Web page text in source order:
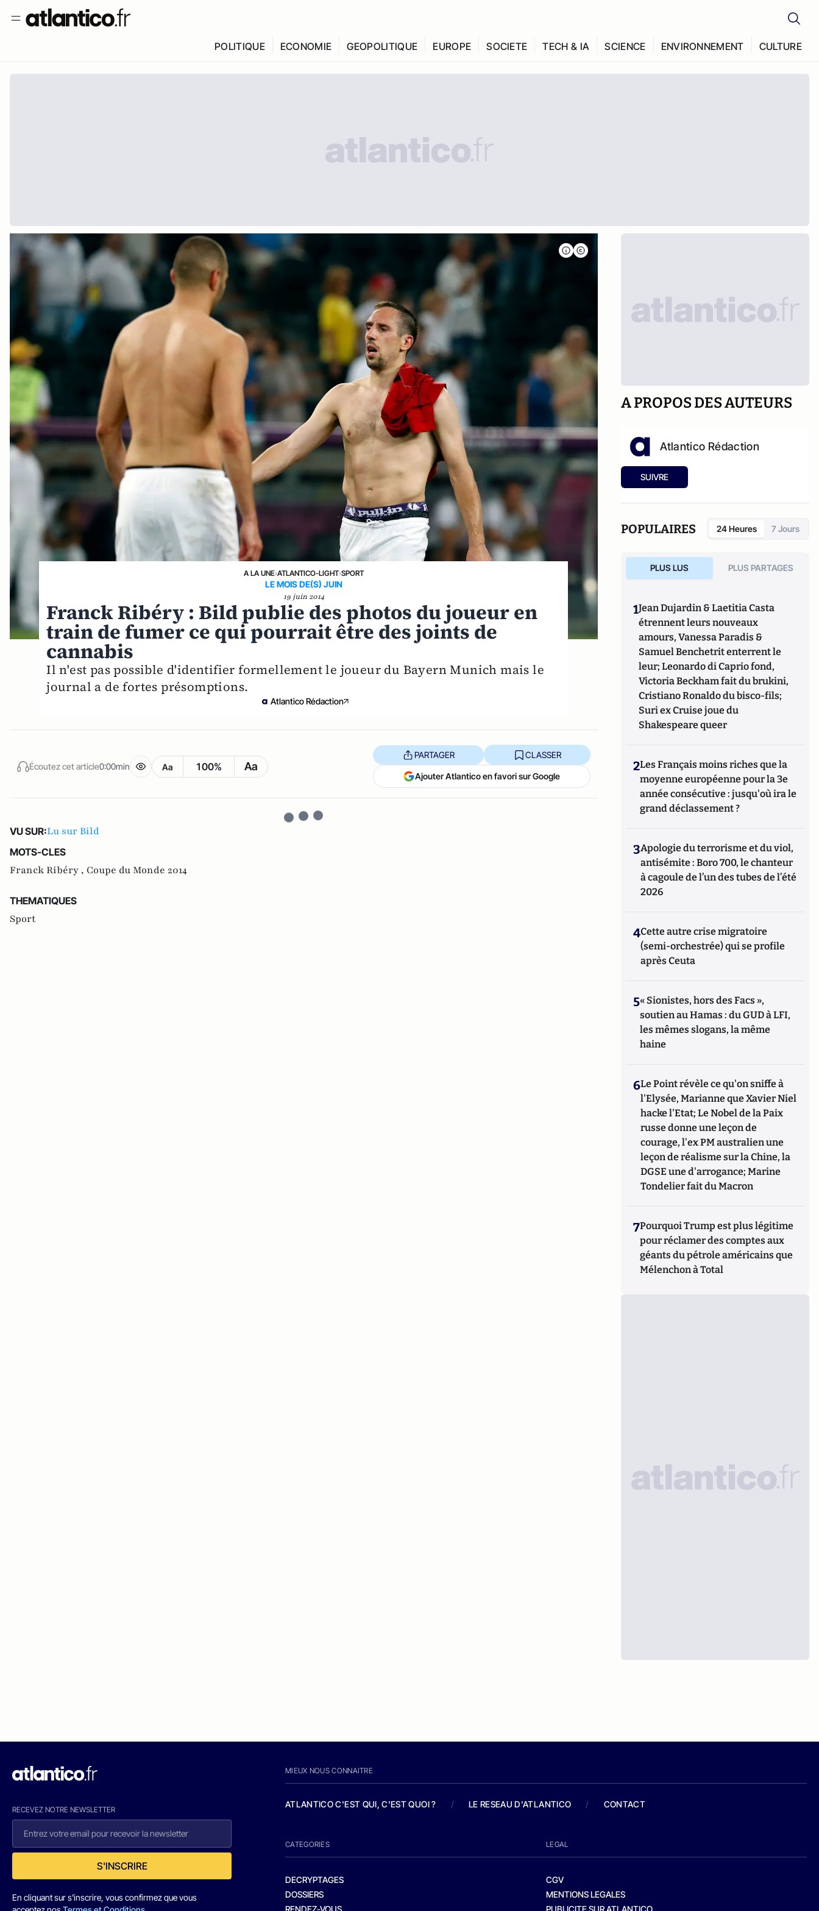
POLITIQUE ECONOMIE GEOPOLITIQUE EUROPE SOCIETE TECH & IA SCIENCE ENVIRONNEMENT CULTURE
A LA UNE›ATLANTICO-LIGHT›SPORT
LE MOIS DE(S) JUIN
19 juin 2014
Franck Ribéry : Bild publie des photos du joueur en
train de fumer ce qui pourrait être des joints de
cannabis
Il n'est pas possible d'identifier formellement le joueur du Bayern Munich mais le
journal a de fortes présomptions.
Atlantico Rédaction
Écoutez cet article0:00min Aa 100% Aa
PARTAGER CLASSER
Ajouter Atlantico en favori sur Google
VU SUR:Lu sur Bild
MOTS-CLES
Franck Ribéry , Coupe du Monde 2014
THEMATIQUES
Sport
A PROPOS DES AUTEURS
Atlantico Rédaction
SUIVRE
POPULAIRES 24 Heures 7 Jours
PLUS LUS PLUS PARTAGES
1Jean Dujardin & Laetitia Casta
étrennent leurs nouveaux
amours, Vanessa Paradis &
Samuel Benchetrit enterrent le
leur; Leonardo di Caprio fond,
Victoria Beckham fait du brukini,
Cristiano Ronaldo du bisco-fils;
Suri ex Cruise joue du
Shakespeare queer
2Les Français moins riches que la
moyenne européenne pour la 3e
année consécutive : jusqu'où ira le
grand déclassement ?
3Apologie du terrorisme et du viol,
antisémite : Boro 700, le chanteur
à cagoule de l’un des tubes de l’été
2026
4Cette autre crise migratoire
(semi-orchestrée) qui se profile
après Ceuta
5« Sionistes, hors des Facs »,
soutien au Hamas : du GUD à LFI,
les mêmes slogans, la même
haine
6Le Point révèle ce qu'on sniffe à
l'Elysée, Marianne que Xavier Niel
hacke l'Etat; Le Nobel de la Paix
russe donne une leçon de
courage, l'ex PM australien une
leçon de réalisme sur la Chine, la
DGSE une d'arrogance; Marine
Tondelier fait du Macron
7Pourquoi Trump est plus légitime
pour réclamer des comptes aux
géants du pétrole américains que
Mélenchon à Total
RECEVEZ NOTRE NEWSLETTER
S'INSCRIRE
En cliquant sur s'inscrire, vous confirmez que vous
MIEUX NOUS CONNAITRE
ATLANTICO C'EST QUI, C'EST QUOI ? / LE RESEAU D'ATLANTICO / CONTACT
CATEGORIES
DECRYPTAGES
DOSSIERS
RENDEZ-VOUS
LEGAL
CGV
MENTIONS LEGALES
PUBLICITE SUR ATLANTICO